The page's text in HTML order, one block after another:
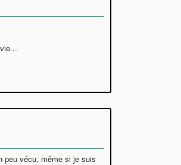
peu vécu, même si je suis